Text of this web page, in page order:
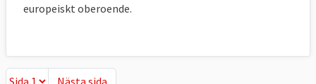
europeiskt oberoende.
Nästa sida